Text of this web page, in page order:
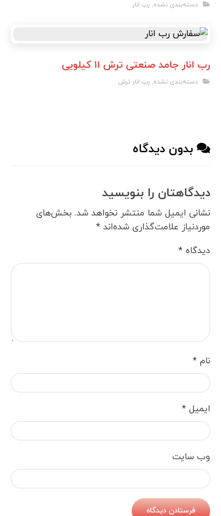
دسته‌بندی نشده, رب انار
رب انار جامد صنعتی ترش ۱۱ کیلویی
دسته‌بندی نشده, رب انار ترش
بدون دیدگاه
دیدگاهتان را بنویسید
نشانی ایمیل شما منتشر نخواهد شد. بخش‌های
موردنیاز علامت‌گذاری شده‌اند*
دیدگاه*
نام*
ایمیل*
وب‌ سایت
فرستادن دیدگاه